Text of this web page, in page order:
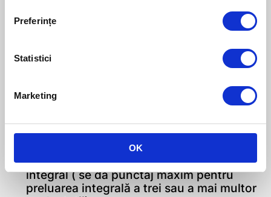
Preferințe
Statistici
Marketing
OK
criterii:
vizează sectorul zootehnic (bovine,
apicultura, ovine și caprine) si vegetal
(legumicultura, pomicultură și
producerea de semințe).
Principiul comasării exploatațiilor având
în vedere numărul exploatațiilor preluate
integral ( se dă punctaj maxim pentru
preluarea integrală a trei sau a mai multor